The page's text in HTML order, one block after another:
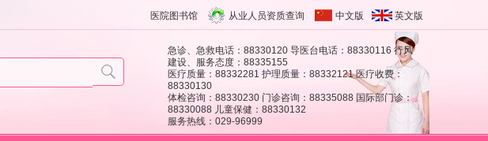
医院图书馆 从业人员资质查询 中文版 英文版
急诊、急救电话：88330120 导医台电话：88330116 行风
建设、服务态度：88335155
医疗质量：88332281 护理质量：88332121 医疗收费：
88330130
体检咨询：88330230 门诊咨询：88335088 国际部门诊：
88330088 儿童保健：88330132
服务热线：029-96999